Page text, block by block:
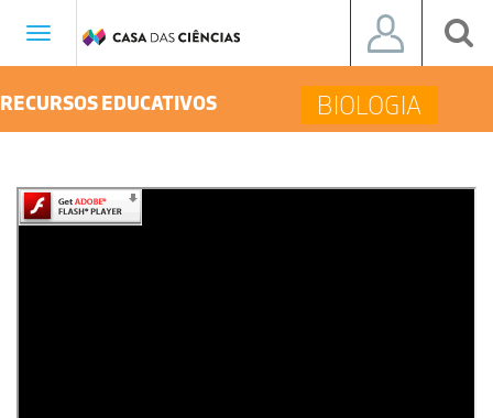
Toggle
RECURSOS EDUCATIVOS BIOLOGIA